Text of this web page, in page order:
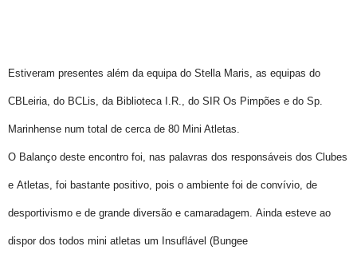
Estiveram presentes além da equipa do Stella Maris, as equipas do
CBLeiria, do BCLis, da Biblioteca I.R., do SIR Os Pimpões e do Sp.
Marinhense num total de cerca de 80 Mini Atletas.
O Balanço deste encontro foi, nas palavras dos responsáveis dos Clubes
e Atletas, foi bastante positivo, pois o ambiente foi de convívio, de
desportivismo e de grande diversão e camaradagem. Ainda esteve ao
dispor dos todos mini atletas um Insuflável (Bungee